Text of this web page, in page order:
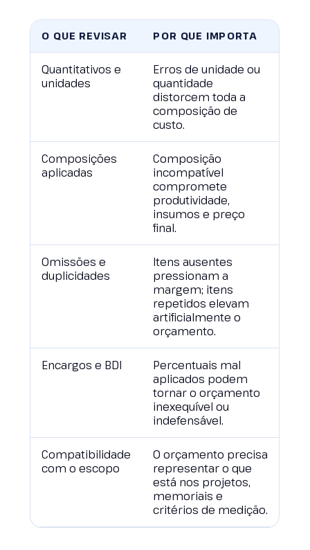
O QUE REVISAR POR QUE IMPORTA
Quantitativos e
unidades
Erros de unidade ou
quantidade
distorcem toda a
composição de
custo.
Composições
aplicadas
Composição
incompatível
compromete
produtividade,
insumos e preço
final.
Omissões e
duplicidades
Itens ausentes
pressionam a
margem; itens
repetidos elevam
artificialmente o
orçamento.
Encargos e BDI
Percentuais mal
aplicados podem
tornar o orçamento
inexequível ou
indefensável.
Compatibilidade
com o escopo
O orçamento precisa
representar o que
está nos projetos,
memoriais e
critérios de medição.